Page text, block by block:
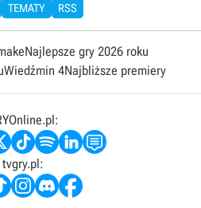
TEMATY RSS
Najlepsze gry 2026 roku
Wiedźmin 4Najbliższe premiery
tvgry.pl: